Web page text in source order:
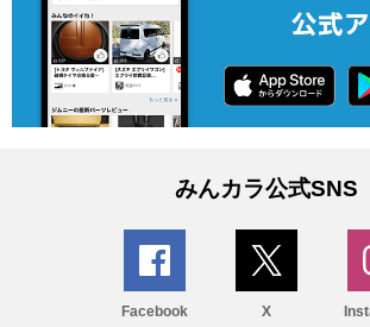
みんカラ公式SNS
Facebook X